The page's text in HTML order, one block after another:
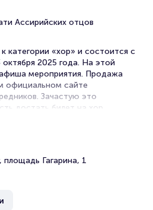
Ассирийских отцов
категории «хор» и состоится с
2025 года. На этой
мероприятия. Продажа
официальном сайте
Зачастую это
достать билет на хор.
Тринадцати
билета здесь начиная с выбора
Гагарина, 1